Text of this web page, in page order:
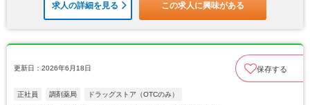
求人の詳細を見る この求人に興味がある
更新日：2026年6月18日 保存する
正社員 調剤薬局 ドラッグストア（OTCのみ）